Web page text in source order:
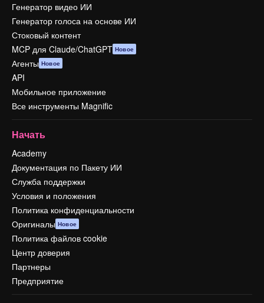
Генератор видео ИИ
Генератор голоса на основе ИИ
Стоковый контент
MCP для Claude/ChatGPT Новое
Агенты Новое
API
Мобильное приложение
Все инструменты Magnific
Начать
Academy
Документация по Пакету ИИ
Служба поддержки
Условия и положения
Политика конфиденциальности
Оригиналы Новое
Политика файлов cookie
Центр доверия
Партнеры
Предприятие